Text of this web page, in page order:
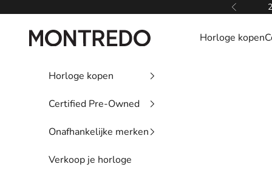
Vorige
Montredo Horloge kopen
Horloge kopen
Certified Pre-Owned
Onafhankelijke merken
Verkoop je horloge